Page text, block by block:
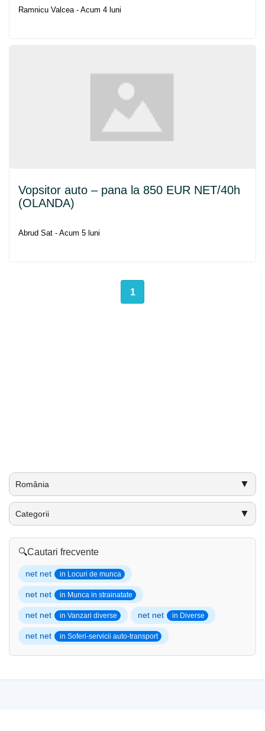
Ramnicu Valcea - Acum 4 luni
Vopsitor auto – pana la 850 EUR NET/40h
(OLANDA)
Abrud Sat - Acum 5 luni
1
România ▼
Categorii ▼
🔍Cautari frecvente
net net in Locuri de munca
net net in Munca in strainatate
net net in Vanzari diverse net net in Diverse
net net in Soferi-servicii auto-transport